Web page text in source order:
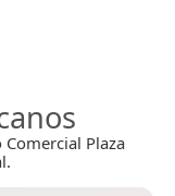
Plaza